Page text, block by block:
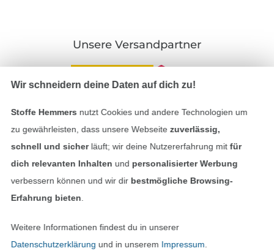
Unsere Versandpartner
Impressum
AGB
Widerrufsrecht
In den deutschen Shop wechseln (aktuell
Wir schneidern deine Daten auf dich zu!
Stoffe Hemmers nutzt Cookies und andere Technologien um
zu gewährleisten, dass unsere Webseite zuverlässig,
schnell und sicherläuft; wir deine Nutzererfahrung mitfür
dich relevanten Inhalten und personalisierter Werbung
verbessern können und wir dir bestmögliche Browsing-
Erfahrung bieten
Weitere Informationen findest du in unserer
Datenschutzerklärung und in unserem Impressum